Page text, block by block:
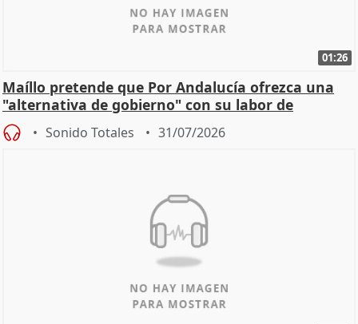
01:26
Maíllo pretende que Por Andalucía ofrezca una
"alternativa de gobierno" con su labor de
oposición
Sonido Totales 31/07/2026